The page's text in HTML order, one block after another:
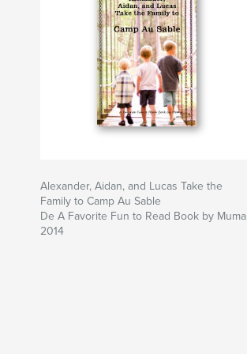
Alexander, Aidan, and Lucas Take the
Family to Camp Au Sable
De A Favorite Fun to Read Book by Muma
2014